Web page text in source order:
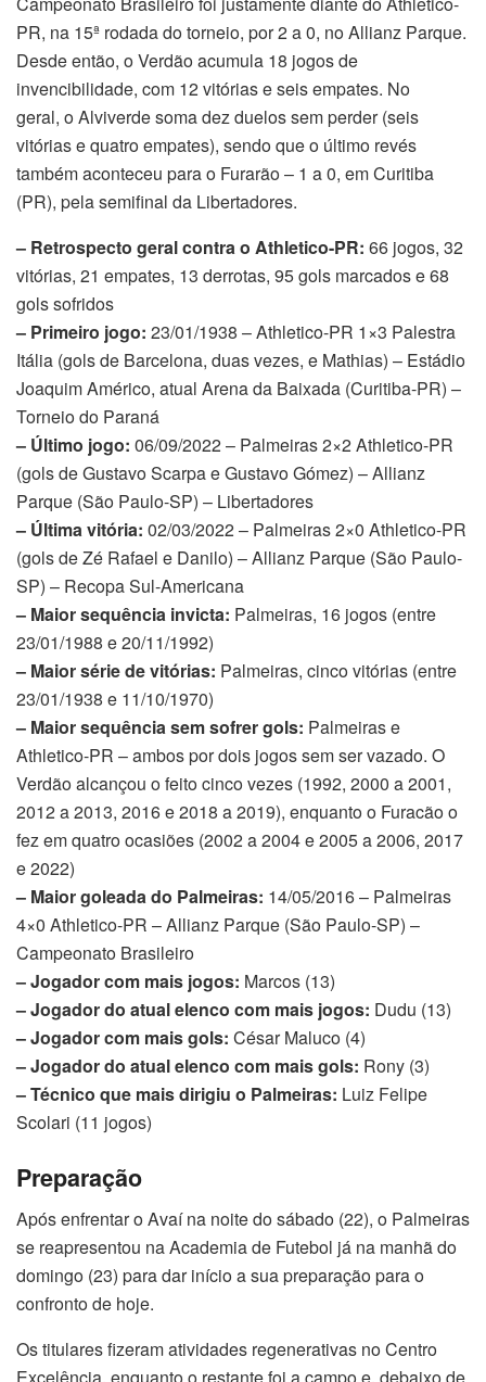
PR, na 15ª rodada do torneio, por 2 a 0, no Allianz Parque.
Desde então, o Verdão acumula 18 jogos de
invencibilidade, com 12 vitórias e seis empates. No
geral, o Alviverde soma dez duelos sem perder (seis
vitórias e quatro empates), sendo que o último revés
também aconteceu para o Furarão – 1 a 0, em Curitiba
(PR), pela semifinal da Libertadores.
– Retrospecto geral contra o Athletico-PR: 66 jogos, 32
vitórias, 21 empates, 13 derrotas, 95 gols marcados e 68
gols sofridos
– Primeiro jogo: 23/01/1938 – Athletico-PR 1×3 Palestra
Itália (gols de Barcelona, duas vezes, e Mathias) – Estádio
Joaquim Américo, atual Arena da Baixada (Curitiba-PR) –
Torneio do Paraná
– Último jogo: 06/09/2022 – Palmeiras 2×2 Athletico-PR
(gols de Gustavo Scarpa e Gustavo Gómez) – Allianz
Parque (São Paulo-SP) – Libertadores
– Última vitória: 02/03/2022 – Palmeiras 2×0 Athletico-PR
(gols de Zé Rafael e Danilo) – Allianz Parque (São Paulo-
SP) – Recopa Sul-Americana
– Maior sequência invicta: Palmeiras, 16 jogos (entre
23/01/1988 e 20/11/1992)
– Maior série de vitórias: Palmeiras, cinco vitórias (entre
23/01/1938 e 11/10/1970)
– Maior sequência sem sofrer gols: Palmeiras e
Athletico-PR – ambos por dois jogos sem ser vazado. O
Verdão alcançou o feito cinco vezes (1992, 2000 a 2001,
2012 a 2013, 2016 e 2018 a 2019), enquanto o Furacão o
fez em quatro ocasiões (2002 a 2004 e 2005 a 2006, 2017
e 2022)
– Maior goleada do Palmeiras: 14/05/2016 – Palmeiras
4×0 Athletico-PR – Allianz Parque (São Paulo-SP) –
Campeonato Brasileiro
– Jogador com mais jogos: Marcos (13)
– Jogador do atual elenco com mais jogos: Dudu (13)
– Jogador com mais gols: César Maluco (4)
– Jogador do atual elenco com mais gols: Rony (3)
– Técnico que mais dirigiu o Palmeiras: Luiz Felipe
Scolari (11 jogos)
Preparação
Após enfrentar o Avaí na noite do sábado (22), o Palmeiras
se reapresentou na Academia de Futebol já na manhã do
domingo (23) para dar início a sua preparação para o
confronto de hoje.
Os titulares fizeram atividades regenerativas no Centro